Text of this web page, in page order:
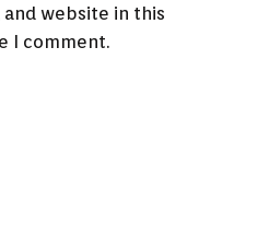
and website in this
I comment.